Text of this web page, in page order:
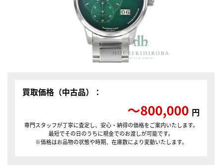
買取価格（中古品）：
〜800,000 円
専門スタッフが丁寧に査定し、安心・納得の価格をご案内いたします。
最短でその日のうちに現金でのお渡しが可能です。
※価格はお品物の状態や時期、在庫数により変動いたします。